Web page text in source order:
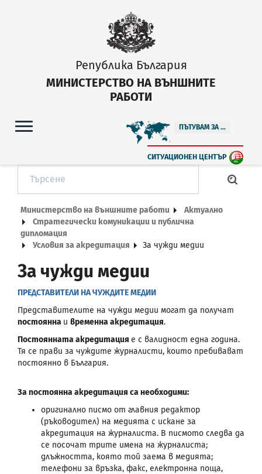
Република България
МИНИСТЕРСТВО НА ВЪНШНИТЕ
РАБОТИ
ПЪТУВАМ ЗА ...
СИТУАЦИОНЕН ЦЕНТЪР
Министерство на външните работи
Актуално
Стратегически комуникации и публична
дипломация
Условия за акредитация
За чужди медии
За чужди медии
ПРЕДСТАВИТЕЛИ НА ЧУЖДИТЕ МЕДИИ
Представителите на чужди медии могат да получат
постоянна и временна акредитация.
Постоянната акредитация е с валидност една година.
Тя се прави за чуждите журналисти, които пребивават
постоянно в България.
За постоянна акредитация са необходими:
оригинално писмо от главния редактор
(ръководител) на медията с искане за
акредитация на журналиста. В писмото следва да
се посочат трите имена на журналиста;
длъжността, която той заема в медията;
телефони за връзка, факс, електронна поща,